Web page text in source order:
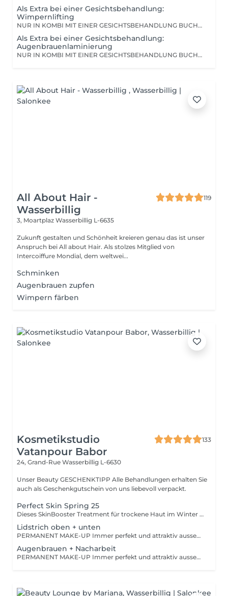
Als Extra bei einer Gesichtsbehandlung:
Wimpernlifting
NUR IN KOMBI MIT EINER GESICHTSBEHANDLUNG BUCHBAR! Wenn dieses Extra dazugebucht wird, liften wir die Wimpern während der Gesichtsbehandlung. Zur Erklärung: Der Preis ist günstiger, als bei einer Einzeldienstleistung, weil wir so wesentlich weniger zeitlichen Aufwand haben. Es gilt der selbe Preis, ob mit Farbe oder ohne.
Als Extra bei einer Gesichtsbehandlung:
Augenbrauenlaminierung
NUR IN KOMBI MIT EINER GESICHTSBEHANDLUNG BUCHBAR! Wenn dieses Extra dazugebucht wird, liften wir die Augenbrauen während der Gesichtsbehandlung. Zur Erklärung: Der Preis ist günstiger, als bei einer Einzeldienstleistung, weil wir so wesentlich weniger zeitlichen Aufwand haben. Es gilt der selbe Preis, ob mit Farbe oder ohne.
All About Hair -
Wasserbillig
119
3, Moartplaz Wasserbillig L-6635
Zukunft gestalten und Schönheit kreieren genau das ist unser
Anspruch bei All about Hair. Als stolzes Mitglied von
Intercoiffure Mondial, dem weltwei...
Schminken
Augenbrauen zupfen
Wimpern färben
Kosmetikstudio
Vatanpour Babor
133
24, Grand-Rue Wasserbillig L-6630
Unser Beauty GESCHENKTIPP Alle Behandlungen erhalten Sie
auch als Geschenkgutschein von uns liebevoll verpackt.
Perfect Skin Spring 25
Dieses SkinBooster Treatment für trockene Haut im Winter ist Ihr perfekter einstieg in den Sommer. Starten Sie das Jahr mit Ihrem persönlichem Sommerglow und strahlen Sie mit der Sonne um die Wette.
Lidstrich oben + unten
PERMANENT MAKE-UP Immer perfekt und attraktiv aussehen! Von supernatürlich bis ausdrucksstark. Wir pigmentieren mit lichtstabilen, natürlichen, mineralischen Farben one Konservierungsstoffe. Ausführliche und typgerechte Beratung zur optimalen Form und zum passenden Farbton.
Augenbrauen + Nacharbeit
PERMANENT MAKE-UP Immer perfekt und attraktiv aussehen! Von supernatürlich bis ausdrucksstark. Wir pigmentieren mit lichtstabilen, natürlichen, mineralischen Farben one Konservierungsstoffe. Ausführliche und typgerechte Beratung zur optimalen Form und zum passenden Farbton.